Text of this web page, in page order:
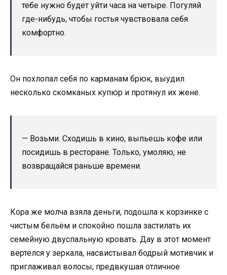
тебе нужно будет уйти часа на четыре. Погуляй
где-нибудь, чтобы гостья чувствовала себя
комфортно.
Он похлопал себя по карманам брюк, выудил
несколько скомканых купюр и протянул их жене.
— Возьми. Сходишь в кино, выпьешь кофе или
посидишь в ресторане. Только, умоляю, не
возвращайся раньше времени.
Кора же молча взяла деньги, подошла к корзинке с
чистым бельём и спокойно пошла застилать их
семейную двуспальную кровать. Дау в этот момент
вертелся у зеркала, насвистывал бодрый мотивчик и
приглаживал волосы, предвкушая отличное